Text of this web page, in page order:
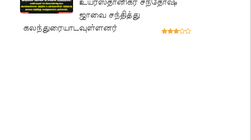
ஜாவை சந்தித்து
கலந்துரையாடவுள்ளனர்